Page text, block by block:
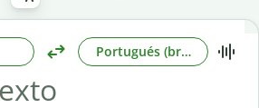
Portugués (brasileño)